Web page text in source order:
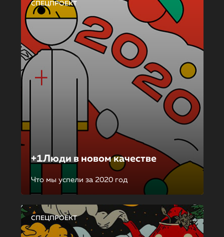
СПЕЦПРОЕКТ
+1Люди в новом качестве
Что мы успели за 2020 год
СПЕЦПРОЕКТ